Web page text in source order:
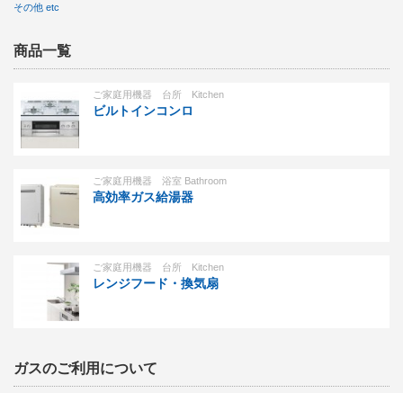
その他 etc
商品一覧
ご家庭用機器 台所 Kitchen
ビルトインコンロ
ご家庭用機器 浴室 Bathroom
高効率ガス給湯器
ご家庭用機器 台所 Kitchen
レンジフード・換気扇
ガスのご利用について